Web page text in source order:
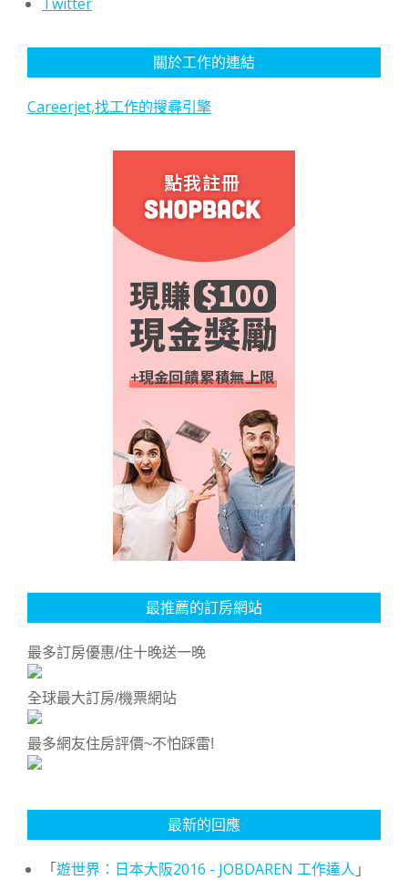
關於工作的連結
Careerjet,找工作的搜尋引擎
最推薦的訂房網站
最多訂房優惠/住十晚送一晚
全球最大訂房/機票網站
最多網友住房評價~不怕踩雷!
最新的回應
「遊世界：日本大阪2016 - JOBDAREN 工作達人 」